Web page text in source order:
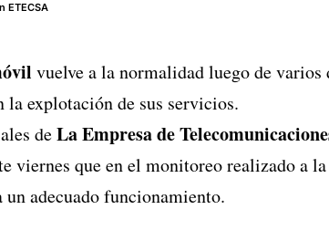
ETECSA
vuelve a la normalidad luego de
explotación de sus servicios.
deLa Empresa de
viernes que en el monitoreo realizado a
un adecuado funcionamiento.